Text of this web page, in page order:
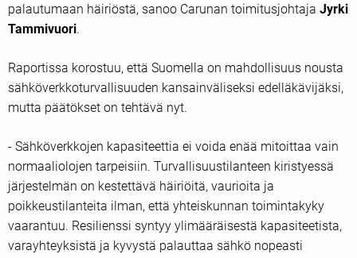
palautumaan häiriöstä, sanoo Carunan toimitusjohtaja Jyrki
Tammivuori.
Raportissa korostuu, että Suomella on mahdollisuus nousta
sähköverkkoturvallisuuden kansainväliseksi edelläkävijäksi,
mutta päätökset on tehtävä nyt.
- Sähköverkkojen kapasiteettia ei voida enää mitoittaa vain
normaaliolojen tarpeisiin. Turvallisuustilanteen kiristyessä
järjestelmän on kestettävä häiriöitä, vaurioita ja
poikkeustilanteita ilman, että yhteiskunnan toimintakyky
vaarantuu. Resilienssi syntyy ylimääräisestä kapasiteetista,
varayhteyksistä ja kyvystä palauttaa sähkö nopeasti